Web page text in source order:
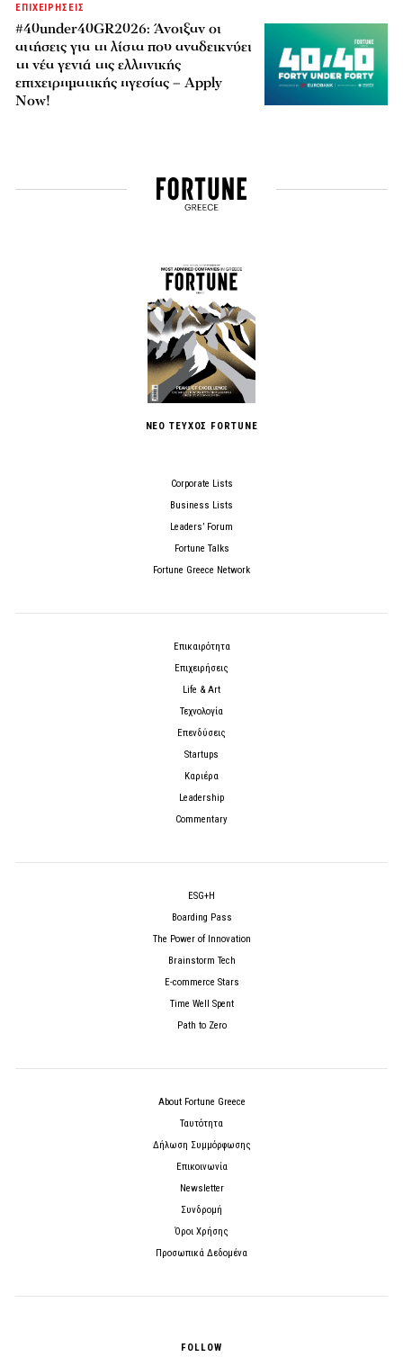
ΕΠΙΧΕΙΡΗΣΕΙΣ
#40under40GR2026: Άνοιξαν οι
αιτήσεις για τη λίστα που αναδεικνύει
τη νέα γενιά της ελληνικής
επιχειρηματικής ηγεσίας – Apply
Now!
ΝΕΟ ΤΕΥΧΟΣ FORTUNE
Corporate Lists
Business Lists
Leaders’ Forum
Fortune Talks
Fortune Greece Network
Επικαιρότητα
Επιχειρήσεις
Life & Art
Τεχνολογία
Επενδύσεις
Startups
Καριέρα
Leadership
Commentary
ESG+H
Boarding Pass
The Power of Innovation
Brainstorm Tech
E-commerce Stars
Time Well Spent
Path to Zero
About Fortune Greece
Ταυτότητα
Δήλωση Συμμόρφωσης
Επικοινωνία
Newsletter
Συνδρομή
Όροι Χρήσης
Προσωπικά Δεδομένα
FOLLOW